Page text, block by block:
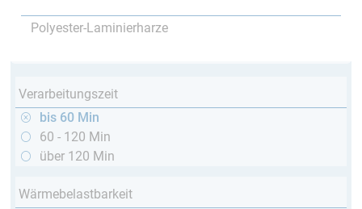
Polyester-Laminierharze
Verarbeitungszeit
bis 60 Min
60 - 120 Min
über 120 Min
Wärmebelastbarkeit